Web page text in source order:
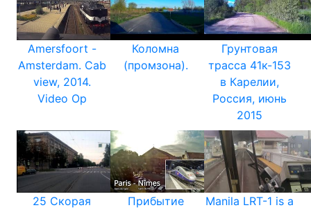
Amersfoort -
Amsterdam. Cab
view, 2014.
Video Op
Коломна
(промзона).
Грунтовая
трасса 41к-153
в Карелии,
Россия, июнь
2015
25 Скорая Прибытие Manila LRT-1 is a